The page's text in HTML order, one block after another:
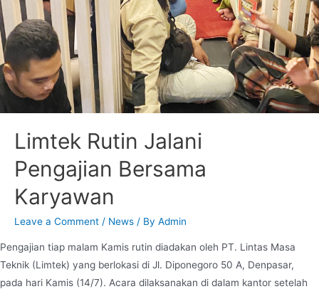
Limtek Rutin Jalani
Pengajian Bersama
Karyawan
Leave a Comment / News / By Admin
Pengajian tiap malam Kamis rutin diadakan oleh PT. Lintas Masa
Teknik (Limtek) yang berlokasi di Jl. Diponegoro 50 A, Denpasar,
pada hari Kamis (14/7). Acara dilaksanakan di dalam kantor setelah